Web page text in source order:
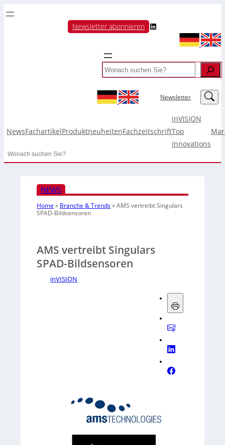
Newsletter abonnieren LinkedIn
Search
Newsletter LinkedIn
NewsFachartikelProduktneuheitenFachzeitschrift
inVISION
Top
Innovations
Search
NEWS
Home » Branche & Trends»AMS vertreibt Singulars
SPAD-Bildsensoren
AMS vertreibt Singulars
SPAD-Bildsensoren
inVISION